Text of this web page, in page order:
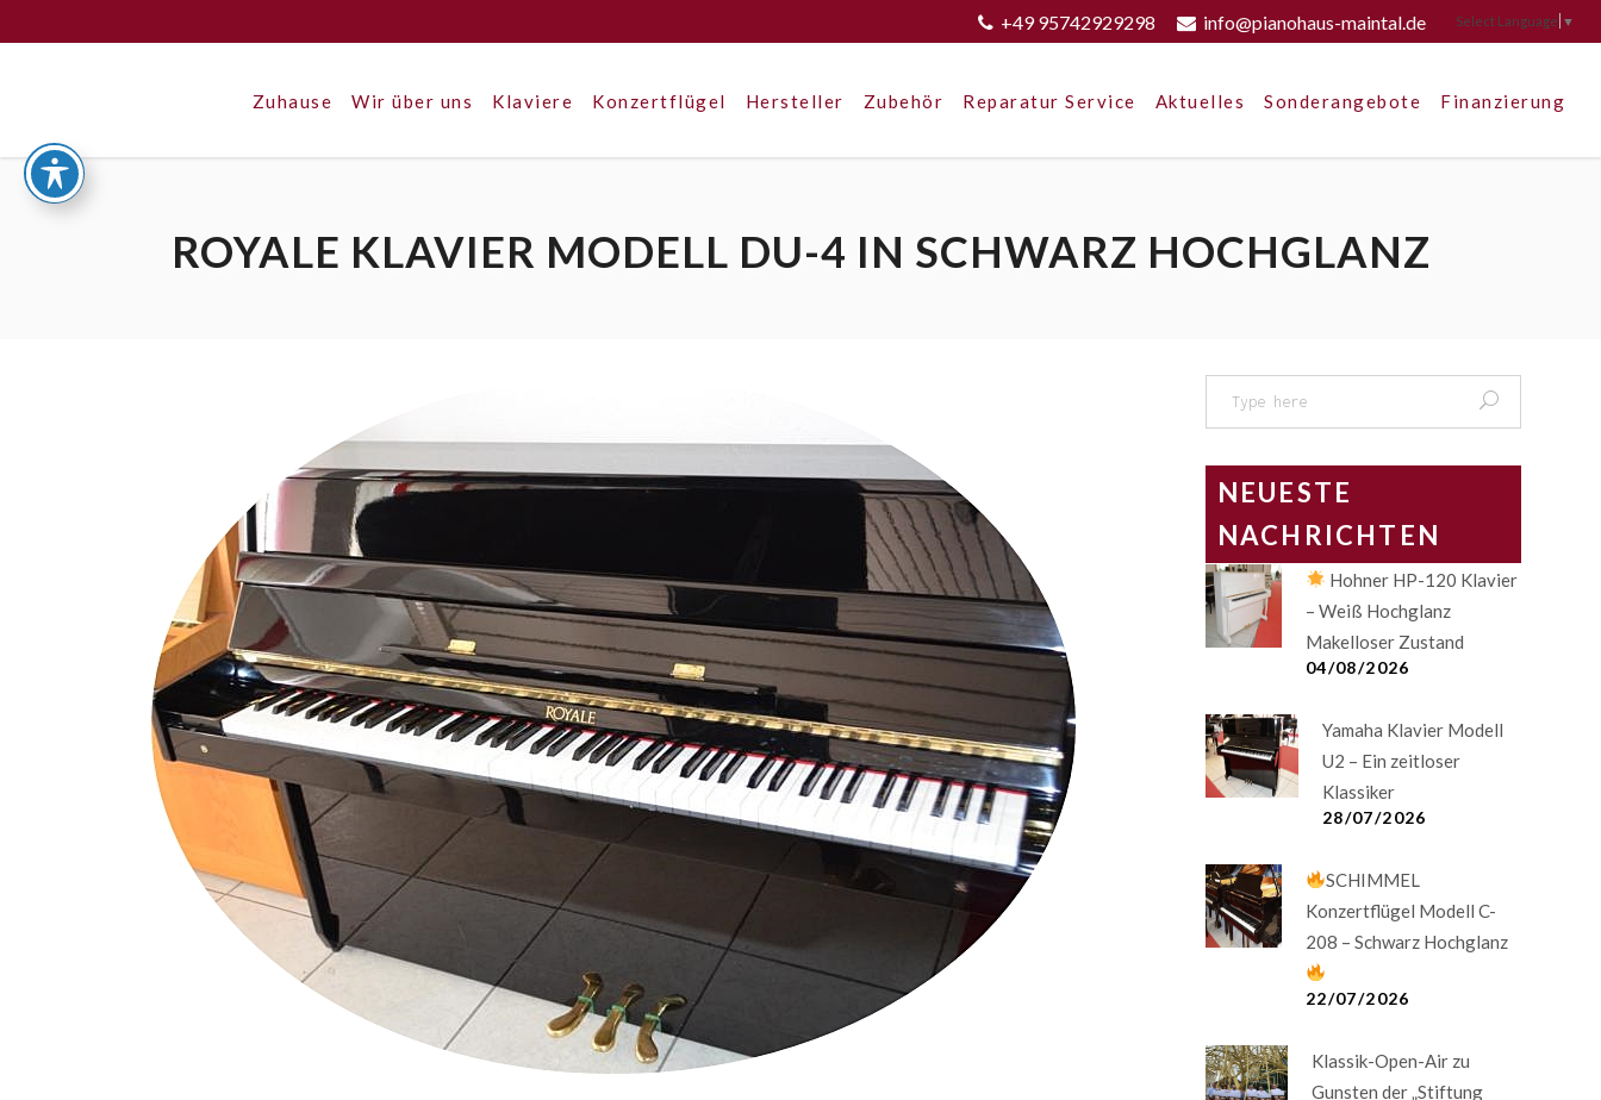
+49 95742929298 info@pianohaus-maintal.de Select Language ▼
Zuhause Wir über uns Klaviere Konzertflügel Hersteller Zubehör Reparatur Service Aktuelles Sonderangebote Finanzierung
ROYALE KLAVIER MODELL DU-4 IN SCHWARZ HOCHGLANZ
NEUESTE
NACHRICHTEN
Hohner HP-120 Klavier
– Weiß Hochglanz
Makelloser Zustand
04/08/2026
Yamaha Klavier Modell
U2 – Ein zeitloser
Klassiker
28/07/2026
SCHIMMEL
Konzertflügel Modell C-
208 – Schwarz Hochglanz
22/07/2026
Klassik-Open-Air zu
Gunsten der „Stiftung